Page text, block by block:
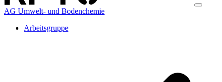
AG Umwelt- und Bodenchemie
Arbeitsgruppe